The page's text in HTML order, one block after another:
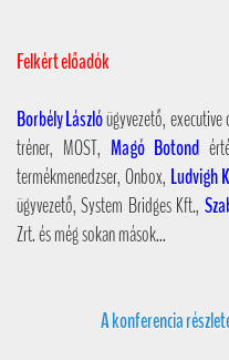
Felkért előadók
Borbély Lászlóügyvezető, executive
tréner, MOST, Magó Botond
termékmenedzser, Onbox, Ludvigh
ügyvezető, System Bridges Kft.,
Zrt. és még sokan mások...
A konferencia